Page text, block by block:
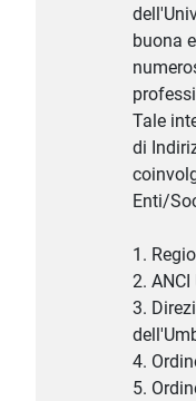
buona
Tale
di
Enti/
1.
2.
3.
4.
5.